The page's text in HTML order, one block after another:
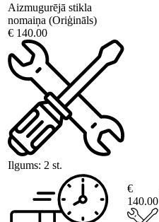
Aizmugurējā stikla
nomaiņa (Oriģināls)
€ 140.00
Ilgums: 2 st.
€
140.00